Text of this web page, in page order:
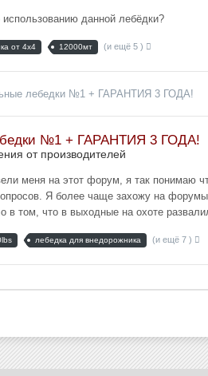
данной лебёдки?
от 4х4 12000мт (и ещё 5 )
лебедки №1 + ГАРАНТИЯ 3 ГОДА!
№1 + ГАРАНТИЯ 3 ГОДА!
от производителей
меня на этот форум, я так понимаю
Я более чаще захожу на
том, что в выходные на охоте
лебедка для внедорожника (и ещё 7 )